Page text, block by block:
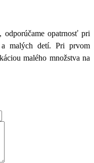
odporúčame opatrnosť pri
malých detí. Pri prvom
malého množstva na